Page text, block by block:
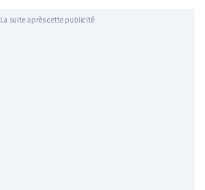
La suite après cette publicité